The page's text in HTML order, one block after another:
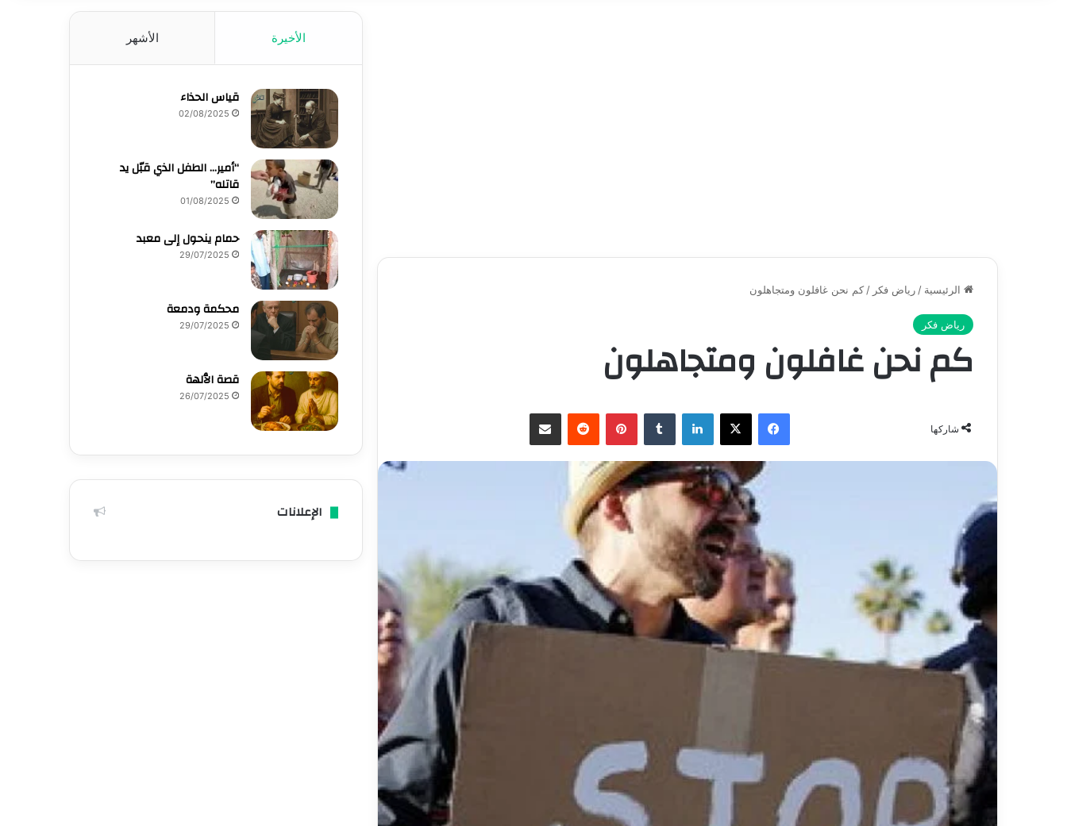
الرئيسية / رياض فكر / كم نحن غافلون ومتجاهلون
رياض فكر
كم نحن غافلون ومتجاهلون
شاركها
فيسبوك ‫X لينكدإن ‏Tumblr بينتيريست
‏Reddit مشاركة عبر البريد
الأخيرة الأشهر
قياس الحذاء
02/08/2025
“أمير… الطفل الذي قبّل يد
قاتله”
01/08/2025
حمام ينحول إلى معبد
29/07/2025
محكمة ودمعة
29/07/2025
قصة الٱلهة
26/07/2025
الإعلانات